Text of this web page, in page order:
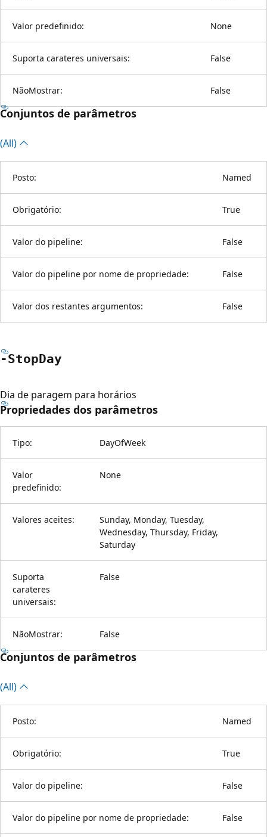
Valor predefinido: None
Suporta carateres universais: False
NãoMostrar: False
Conjuntos de parâmetros
(All)
Posto: Named
Obrigatório: True
Valor do pipeline: False
Valor do pipeline por nome de propriedade: False
Valor dos restantes argumentos: False
-StopDay
Dia de paragem para horários
Propriedades dos parâmetros
Tipo: DayOfWeek
Valor
predefinido:
None
Valores aceites:
Sunday, Monday, Tuesday,
Wednesday, Thursday, Friday,
Saturday
Suporta
carateres
universais:
False
NãoMostrar: False
Conjuntos de parâmetros
(All)
Posto: Named
Obrigatório: True
Valor do pipeline: False
Valor do pipeline por nome de propriedade: False